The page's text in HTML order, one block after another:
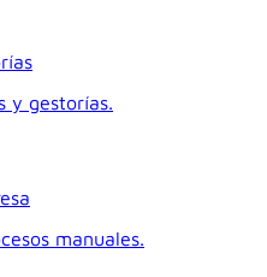
y gestorías.
manuales.